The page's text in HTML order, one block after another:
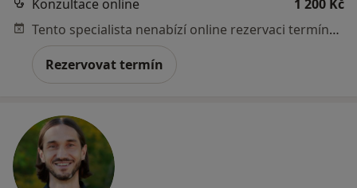
Konzultace online
1 200 Kč
Tento specialista nenabízí online rezervaci termínu na této adrese.
Rezervovat termín